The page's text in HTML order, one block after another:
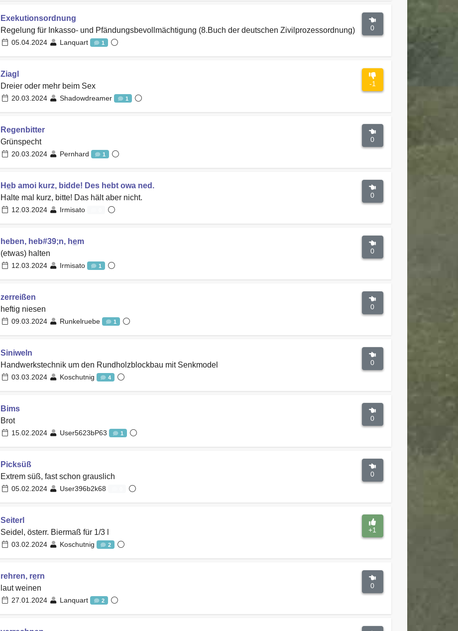
0
Exekutionsordnung
Regelung für Inkasso- und Pfändungsbevollmächtigung (8.Buch der deutschen Zivilprozessordnung)
05.04.2024 Lanquart 1
-1
Ziagl
Dreier oder mehr beim Sex
20.03.2024 Shadowdreamer 1
0
Regenbitter
Grünspecht
20.03.2024 Pernhard 1
0
He̲b amoi kurz, bidde! Des hebt owa ned.
Halte mal kurz, bitte! Das hält aber nicht.
12.03.2024 Irmisato
0
heben, heb#39;n, he̲m
(etwas) halten
12.03.2024 Irmisato 1
0
zerreißen
heftig niesen
09.03.2024 Runkelruebe 1
0
Siniweln
Handwerkstechnik um den Rundholzblockbau mit Senkmodel
03.03.2024 Koschutnig 4
0
Bims
Brot
15.02.2024 User5623bP63 1
0
Picksüß
Extrem süß, fast schon grauslich
05.02.2024 User396b2k68
+1
Seiterl
Seidel, österr. Biermaß für 1/3 l
03.02.2024 Koschutnig 2
0
rehren, re̲rn
laut weinen
27.01.2024 Lanquart 2